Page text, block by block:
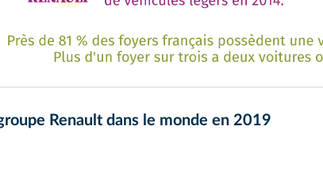
Renault dans le monde en 2019